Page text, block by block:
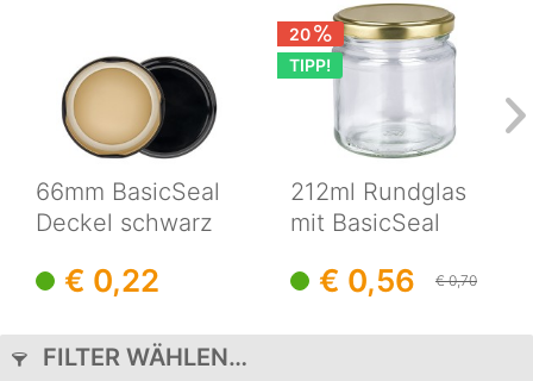
66mm BasicSeal
Deckel schwarz
€ 0,22
20
TIPP!
212ml Rundglas
mit BasicSeal
UNiTWIST
€ 0,56 € 0,70
FILTER WÄHLEN…